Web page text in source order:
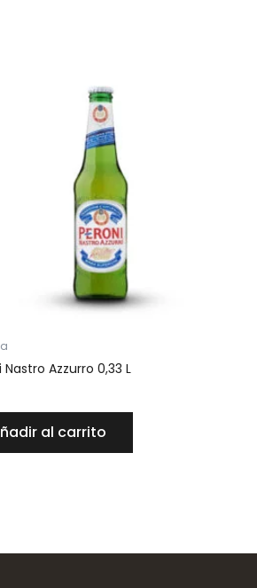
Nastro Azzurro 0,33 L
al carrito